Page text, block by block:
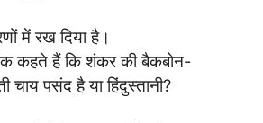
में रख दिया है।
कहते हैं कि शंकर की बैकबोन-
चाय पसंद है या हिंदुस्तानी?